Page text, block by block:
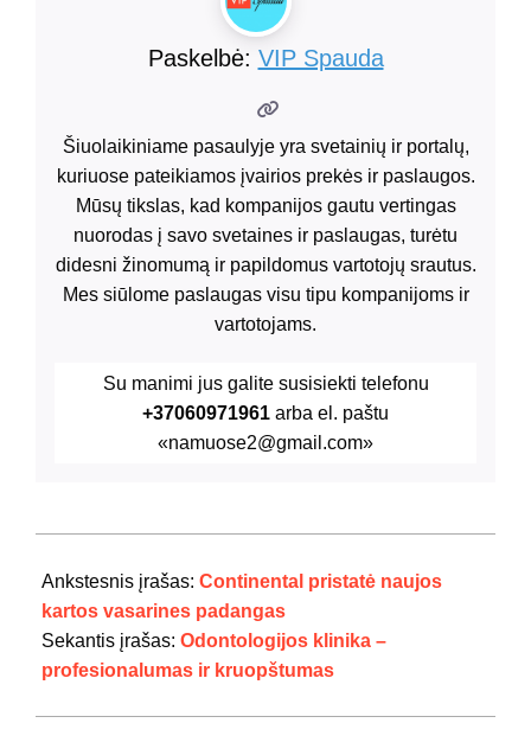
Paskelbė: VIP Spauda
Šiuolaikiniame pasaulyje yra svetainių ir portalų,
kuriuose pateikiamos įvairios prekės ir paslaugos.
Mūsų tikslas, kad kompanijos gautu vertingas
nuorodas į savo svetaines ir paslaugas, turėtu
didesni žinomumą ir papildomus vartotojų srautus.
Mes siūlome paslaugas visu tipu kompanijoms ir
vartotojams.
Su manimi jus galite susisiekti telefonu
+37060971961 arba el. paštu
«namuose2@gmail.com»
07-
29
Ankstesnis įrašas: Continental pristatė naujos
kartos vasarines padangas
Sekantis įrašas: Odontologijos klinika –
profesionalumas ir kruopštumas